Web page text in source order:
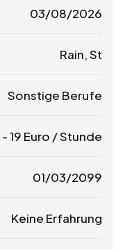
03/08/2026
Rain, St
Sonstige Berufe
-19 Euro / Stunde
01/03/2099
Keine Erfahrung